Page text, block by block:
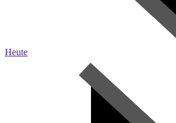
Heute